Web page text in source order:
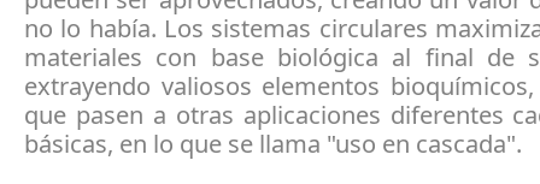
no lo había. Los sistemas circulares
materiales con base biológica al final de
extrayendo valiosos elementos
que pasen a otras aplicaciones diferentes
básicas, en lo que se llama "uso en cascada".